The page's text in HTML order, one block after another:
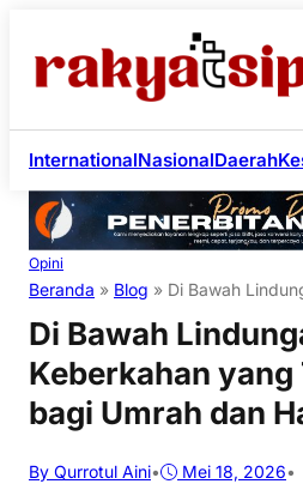
InternationalNasionalDaerah
Opini
Beranda » Blog » Di Bawah
Di Bawah
Keberkahan yang
bagi Umrah dan
By Qurrotul Aini• Mei 18, 2026•